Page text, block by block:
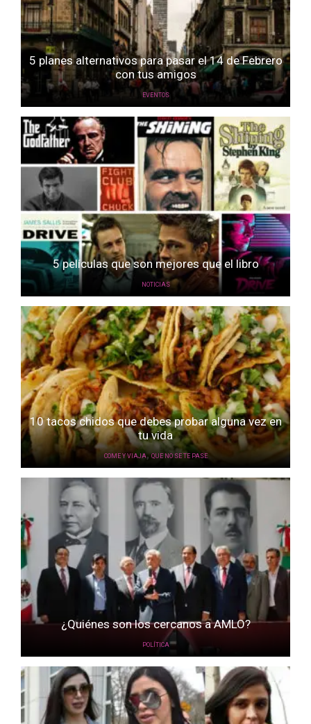
5 planes alternativos para pasar el 14 de Febrero
con tus amigos
EVENTOS
5 películas que son mejores que el libro
NOTICIAS
10 tacos chidos que debes probar alguna vez en
tu vida
COME Y VIAJA,QUE NO SE TE PASE
¿Quiénes son los cercanos a AMLO?
POLÍTICA